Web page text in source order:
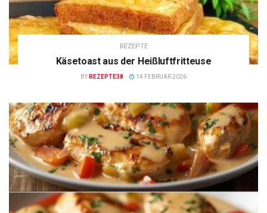
REZEPTE
Käsetoast aus der Heißluftfritteuse
BY REZEPTE38 14 FEBRUAR 2026